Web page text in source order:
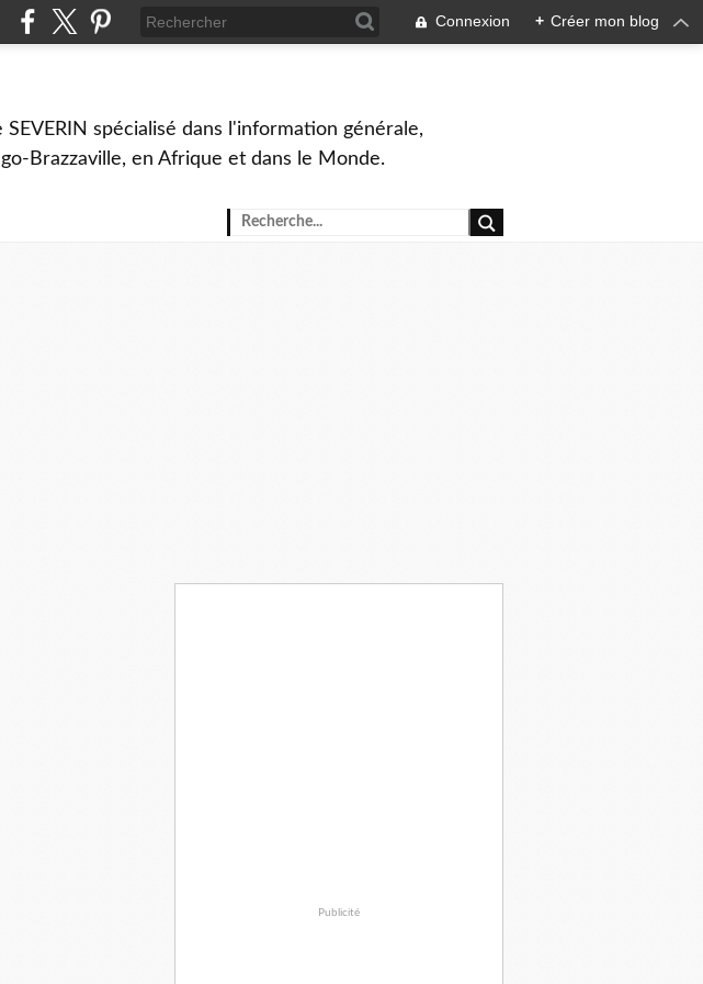
Connexion + Créer mon blog
spécialisé dans l'information générale,
Brazzaville, en Afrique et dans le Monde.
Publicité